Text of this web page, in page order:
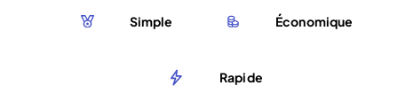
Simple Économique
Rapide